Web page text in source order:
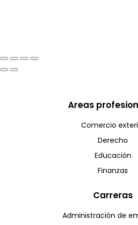
Areas
Comercio
Derecho
Educación
Finanzas
Carreras
Administración de